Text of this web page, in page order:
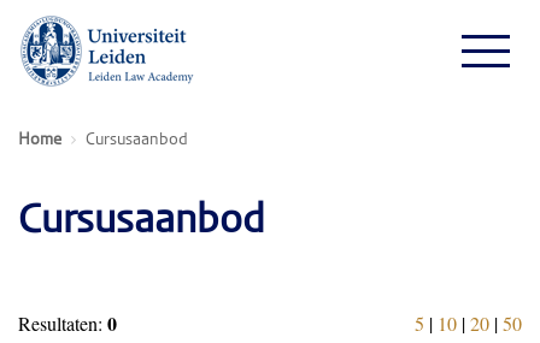
Home Cursusaanbod
Cursusaanbod
Resultaten: 0 5 | 10 |20 |50